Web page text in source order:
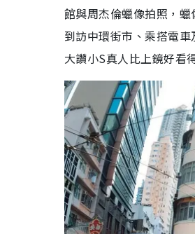
館與周杰倫蠟像拍照，
到訪中環街市、乘搭電
大讚小S真人比上鏡好看